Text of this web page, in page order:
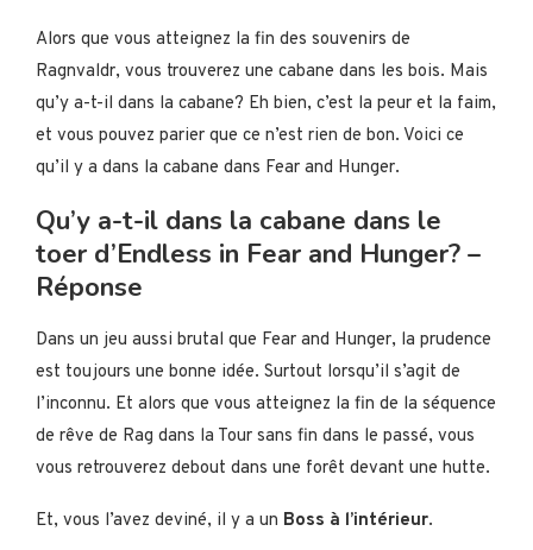
Alors que vous atteignez la fin des souvenirs de
Ragnvaldr, vous trouverez une cabane dans les bois. Mais
qu’y a-t-il dans la cabane? Eh bien, c’est la peur et la faim,
et vous pouvez parier que ce n’est rien de bon. Voici ce
qu’il y a dans la cabane dans Fear and Hunger.
Qu’y a-t-il dans la cabane dans le
toer d’Endless in Fear and Hunger? –
Réponse
Dans un jeu aussi brutal que Fear and Hunger, la prudence
est toujours une bonne idée. Surtout lorsqu’il s’agit de
l’inconnu. Et alors que vous atteignez la fin de la séquence
de rêve de Rag dans la Tour sans fin dans le passé, vous
vous retrouverez debout dans une forêt devant une hutte.
Et, vous l’avez deviné, il y a un Boss à l’intérieur.